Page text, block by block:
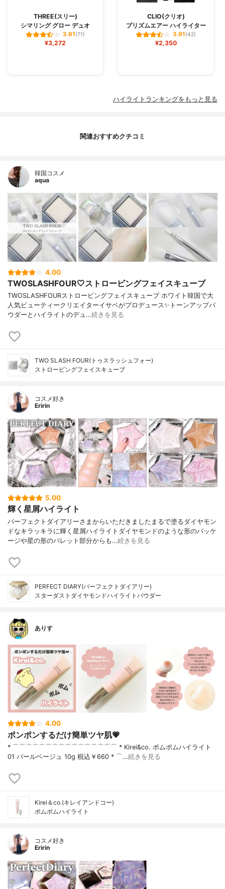
THREE(スリー)
シマリング グロー デュオ
3.91(71)
¥3,272
CLIO(クリオ)
プリズムエアー ハイライター
3.91(42)
¥2,350
ハイライトランキングをもっと見る
関連おすすめクチコミ
韓国コスメ
aqua
4.00
TWOSLASHFOUR🤍ストロービングフェイスキューブ
TWOSLASHFOURストロービングフェイスキューブ ホワイト韓国で大
人気ビューティークリエイターイサベがプロデュース✨トーンアップパ
ウダーとハイライトのデュ…続きを見る
TWO SLASH FOUR(トゥスラッシュフォー)
ストロービングフェイスキューブ
コスメ好き
Eririn
5.00
輝く星屑ハイライト
パーフェクトダイアリーさまからいただきましたまるで塗るダイヤモン
ドなキラッキラに輝く星屑ハイライトダイヤモンドのような形のパッケ
ージや星の形のパレット部分からも…続きを見る
PERFECT DIARY(パーフェクトダイアリー)
スターダストダイヤモンドハイライトパウダー
ありす
4.00
ポンポンするだけ簡単ツヤ肌💗
* ⌒⌒⌒⌒⌒⌒⌒⌒⌒⌒⌒⌒⌒⌒⌒⌒ * Kirei&co. ポムポムハイライト
01 パールベージュ 10g 税込￥660 * ⌒…続きを見る
Kirei＆co.(キレイアンドコー)
ポムポムハイライト
コスメ好き
Eririn